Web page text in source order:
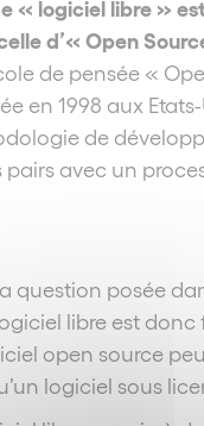
« logiciel libre »
d’« Open
de pensée «
en 1998 aux
de
pairs avec un
question posée
libre est
open source
logiciel sous